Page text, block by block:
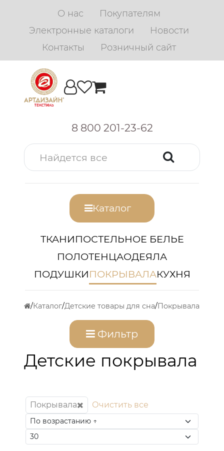
О нас
Покупателям
Электронные каталоги
Новости
Контакты
Розничный сайт
8 800 201-23-62
Каталог
ТКАНИПОСТЕЛЬНОЕ БЕЛЬЕ
ПОЛОТЕНЦАОДЕЯЛА
ПОДУШКИПОКРЫВАЛАКУХНЯ
Каталог Детские товары для сна Покрывала
Фильтр
Детские покрывала
Покрывала Очистить все